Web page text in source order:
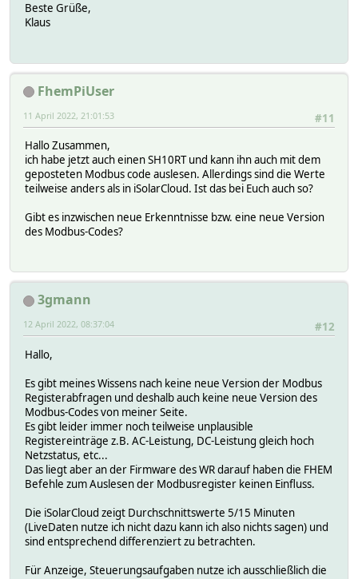
Beste Grüße,
Klaus
FhemPiUser
#11
11 April 2022, 21:01:53
Hallo Zusammen,
ich habe jetzt auch einen SH10RT und kann ihn auch mit dem
geposteten Modbus code auslesen. Allerdings sind die Werte
teilweise anders als in iSolarCloud. Ist das bei Euch auch so?
Gibt es inzwischen neue Erkenntnisse bzw. eine neue Version
des Modbus-Codes?
3gmann
#12
12 April 2022, 08:37:04
Hallo,
Es gibt meines Wissens nach keine neue Version der Modbus
Registerabfragen und deshalb auch keine neue Version des
Modbus-Codes von meiner Seite.
Es gibt leider immer noch teilweise unplausible
Registereinträge z.B. AC-Leistung, DC-Leistung gleich hoch
Netzstatus, etc...
Das liegt aber an der Firmware des WR darauf haben die FHEM
Befehle zum Auslesen der Modbusregister keinen Einfluss.
Die iSolarCloud zeigt Durchschnittswerte 5/15 Minuten
(LiveDaten nutze ich nicht dazu kann ich also nichts sagen) und
sind entsprechend differenziert zu betrachten.
Für Anzeige, Steuerungsaufgaben nutze ich ausschließlich die